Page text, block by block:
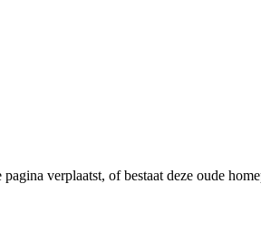
verplaatst, of bestaat deze oude